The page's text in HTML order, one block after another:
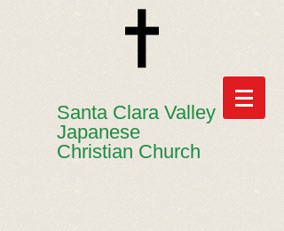
​​Santa Clara Valley
Japanese
Christian Church